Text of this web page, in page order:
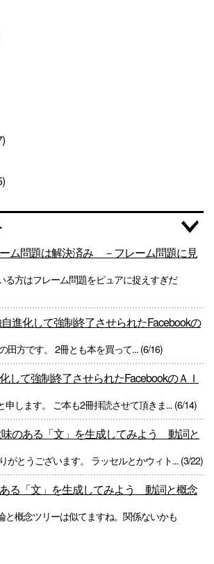
ム問題は解決済み －フレーム問題に見
る方はフレーム問題をピュアに捉えすぎだ
進化して強制終了させられたFacebookの
田方です。 2冊とも本を買って... (6/16)
して強制終了させられたFacebookのＡＩ
申します。 ご本も2冊拝読させて頂きま... (6/14)
のある「文」を生成してみよう 動詞と
がとうございます。 ラッセルとかウィト... (3/22)
る「文」を生成してみよう 動詞と概念
と概念ツリーは似てますね。関係ないかも